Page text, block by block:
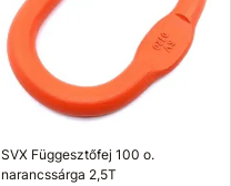
SVX Függesztőfej 100 o.
narancssárga 2,5T